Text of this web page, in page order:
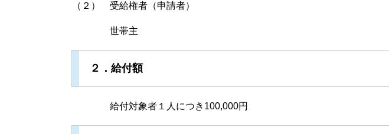
（２） 受給権者（申請者）
世帯主
２．給付額
給付対象者１人につき100,000円